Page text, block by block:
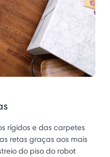
rígidos e das carpetes
retas graças aos mais
do piso do robot